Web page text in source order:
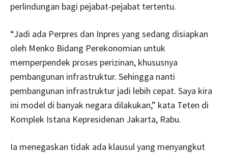
perlindungan bagi pejabat-pejabat tertentu.
“Jadi ada Perpres dan Inpres yang sedang disiapkan
oleh Menko Bidang Perekonomian untuk
memperpendek proses perizinan, khususnya
pembangunan infrastruktur. Sehingga nanti
pembangunan infrastruktur jadi lebih cepat. Saya kira
ini model di banyak negara dilakukan,” kata Teten di
Komplek Istana Kepresidenan Jakarta, Rabu.
Ia menegaskan tidak ada klausul yang menyangkut